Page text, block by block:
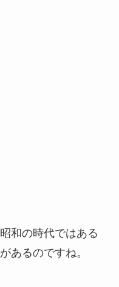
和の時代ではある
あるのですね。